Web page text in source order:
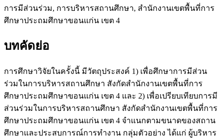
การมีส่วนร่วม, การบริหารสถานศึกษา, สำนักงานเขตพื้นที่การ
ศึกษาประถมศึกษาขอนแก่น เขต 4
บทคัดย่อ
การศึกษาวิจัยในครั้งนี้ มีวัตถุประสงค์ 1) เพื่อศึกษาการมีส่วน
ร่วมในการบริหารสถานศึกษา สังกัดสำนักงานเขตพื้นที่การ
ศึกษาประถมศึกษาขอนแก่น เขต 4 และ 2) เพื่อเปรียบเทียบการมี
ส่วนร่วมในการบริหารสถานศึกษา สังกัดสำนักงานเขตพื้นที่การ
ศึกษาประถมศึกษาขอนแก่น เขต 4 จำแนกตามขนาดของสถาน
ศึกษาและประสบการณ์การทำงาน กลุ่มตัวอย่าง ได้แก่ ผู้บริหาร